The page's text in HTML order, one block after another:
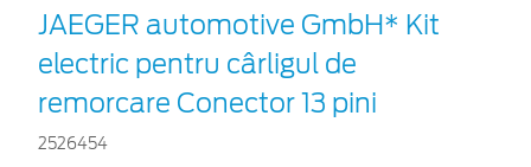
JAEGER automotive GmbH* Kit
electric pentru cârligul de
remorcare Conector 13 pini
2526454